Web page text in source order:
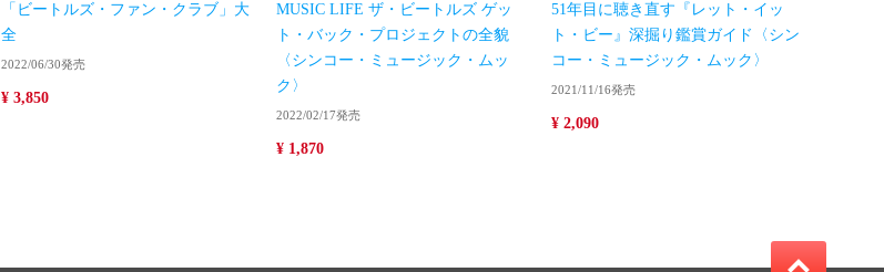
「ビートルズ・ファン・クラブ」大
全
2022/06/30発売
¥ 3,850
MUSIC LIFE ザ・ビートルズ ゲッ
ト・バック・プロジェクトの全貌
〈シンコー・ミュージック・ムッ
ク〉
2022/02/17発売
¥ 1,870
51年目に聴き直す『レット・イッ
ト・ビー』深掘り鑑賞ガイド〈シン
コー・ミュージック・ムック〉
2021/11/16発売
¥ 2,090